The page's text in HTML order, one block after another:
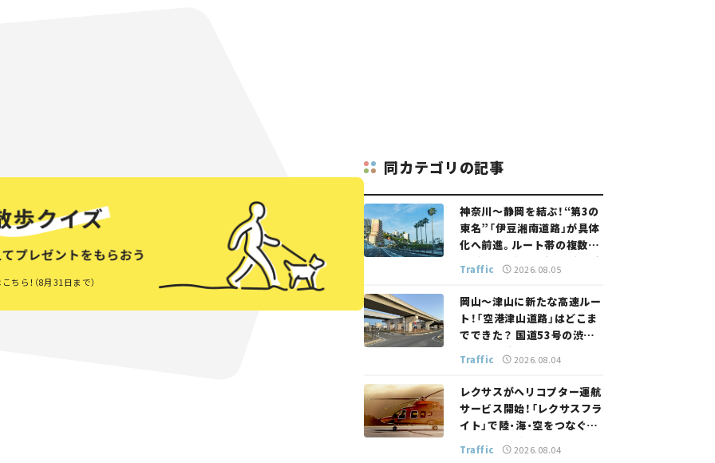
ちら！（8月31日まで）
同カテゴリの記事
神奈川～静岡を結ぶ！“第3の
東名”「伊豆湘南道路」が具体
化へ前進。ルート帯の複数案
検討へ。熱海まで信号ゼロが
実現？ 【いま気になる道路計
画】
Traffic 2026.08.05
岡山～津山に新たな高速ルー
ト！「空港津山道路」はどこま
でできた？ 国道53号の渋滞
緩和に期待。岡山市側でも動
きが【いま気になる道路計画】
Traffic 2026.08.04
レクサスがヘリコプター運航
サービス開始！「レクサスフラ
イト」で陸・海・空をつなぐ新
たな移動体験とは
Traffic 2026.08.04